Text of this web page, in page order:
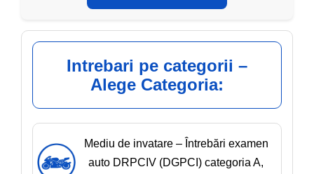
Intrebari pe categorii –
Alege Categoria:
Mediu de invatare – Întrebări examen
auto DRPCIV (DGPCI) categoria A,